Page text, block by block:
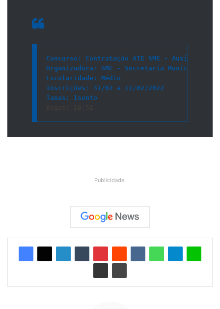
Concurso
Organizadora
Escolaridade
Inscrições
Taxas : Isento
Publicidade!